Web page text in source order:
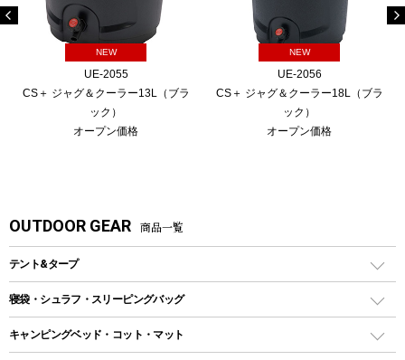
NEW
UE-2055
CS＋ ジャグ＆クーラー13L（ブラ
ック）
オープン価格
NEW
UE-2056
CS＋ ジャグ＆クーラー18L（ブラ
ック）
オープン価格
OUTDOOR GEAR 商品一覧
テント&タープ
テント
ツールームテント
寝袋・シュラフ・スリーピングバッグ
レクタングラー型（封筒型）シュラフ
キャンピングベッド・コット・マット